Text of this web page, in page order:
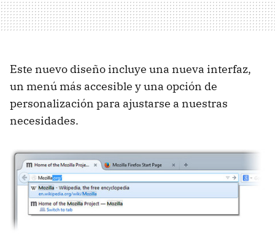
Este nuevo diseño incluye una nueva interfaz,
un menú más accesible y una opción de
personalización para ajustarse a nuestras
necesidades.